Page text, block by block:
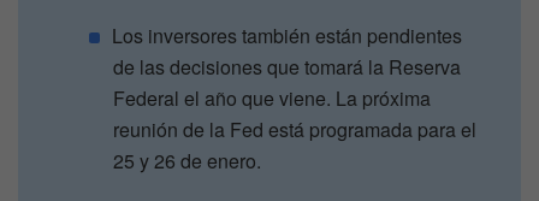
Los inversores también están pendientes
de las decisiones que tomará la Reserva
Federal el año que viene. La próxima
reunión de la Fed está programada para el
25 y 26 de enero.